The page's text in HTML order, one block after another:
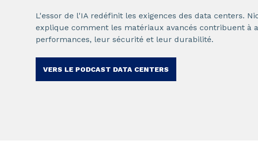
L'essor de l'IA redéfinit les exigences des data centers.
explique comment les matériaux avancés contribuent à
performances, leur sécurité et leur durabilité.
VERS LE PODCAST DATA CENTERS